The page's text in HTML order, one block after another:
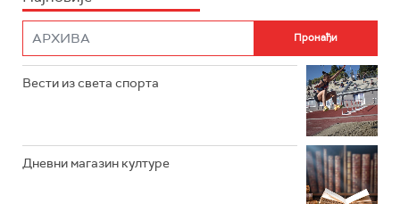
РАДИО РОКЕНРОЛЕР
РАДИО ЏЕЗЕР
Вести из света спорта
Дневни магазин културе